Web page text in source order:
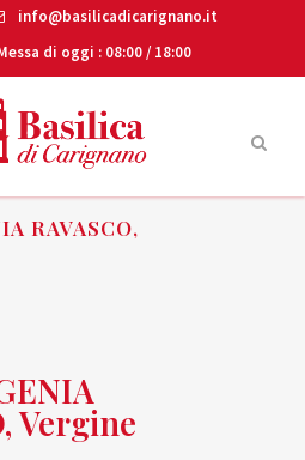
info@basilicadicarignano.it
di oggi : 08:00 / 18:00
RAVASCO,
Vergine